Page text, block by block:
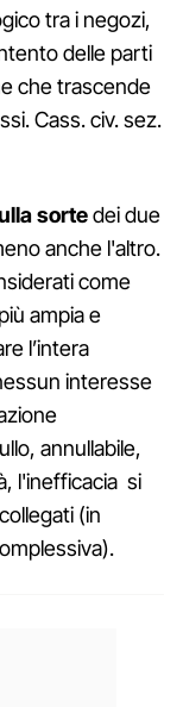
tra i negozi,
delle parti
che trascende
Cass. civ. sez.
sortedei due
anche l'altro.
come
ampia e
l’intera
interesse
annullabile,
l'inefficacia si
(in